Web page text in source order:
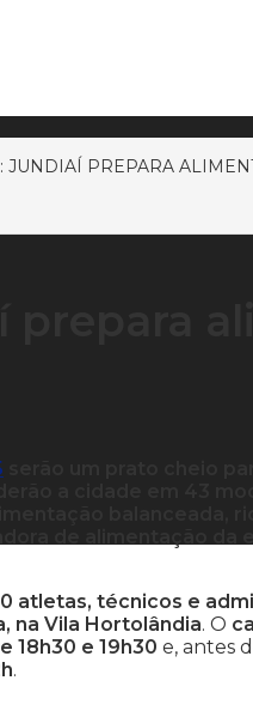
JUNDIAÍ PREPARA
atletas, técnicos e
na Vila Hortolândia. O
18h30 e 19h30 e, antes
.